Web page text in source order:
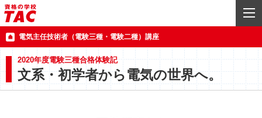
電気主任技術者（電験三種・電験二種）講座
2020年度電験三種合格体験記
文系・初学者から電気の世界へ。